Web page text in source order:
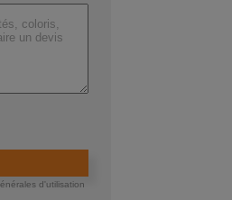
d'utilisation